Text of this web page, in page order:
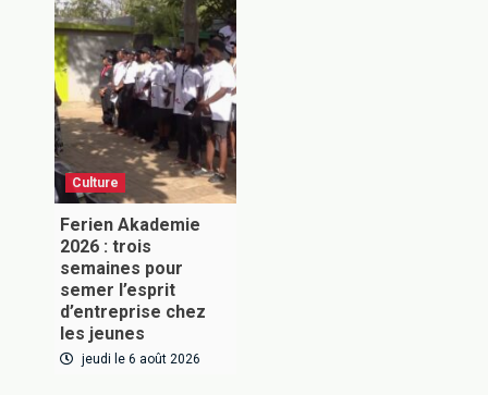
Culture
Ferien Akademie
2026 : trois
semaines pour
semer l’esprit
d’entreprise chez
les jeunes
jeudi le 6 août 2026
Inscrivez-vous à notre newsletter pour recevoir en
premier nos informations exclusives
VOUS ABONNER